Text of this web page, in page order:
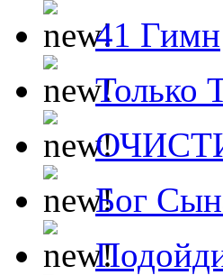
41 Гимн
Только
Бог